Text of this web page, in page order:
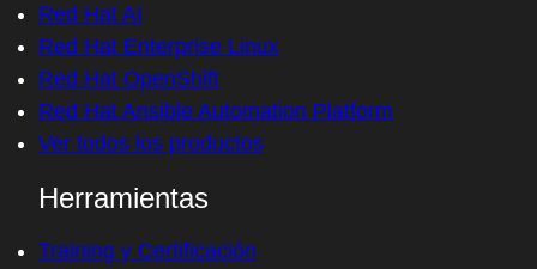
Red Hat AI
Red Hat Enterprise Linux
Red Hat OpenShift
Red Hat Ansible Automation Platform
Ver todos los productos
Herramientas
Training y Certificación